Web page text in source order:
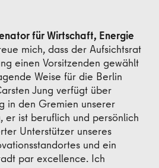
für Wirtschaft, Energie
mich, dass der Aufsichtsrat
einen Vorsitzenden gewählt
Weise für die Berlin
Jung verfügt über
in den Gremien unserer
er ist beruflich und persönlich
Unterstützer unseres
und ein
par excellence. Ich